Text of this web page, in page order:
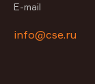
E-mail
info@cse.ru